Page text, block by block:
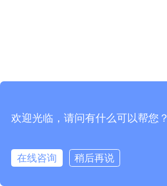
欢迎光临，请问有什么可以帮您？
在线咨询 稍后再说